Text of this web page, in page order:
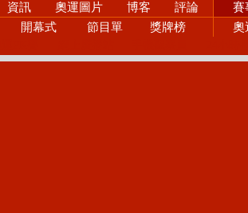
資訊 奧運圖片 博客 評論
賽
開幕式 節目單 獎牌榜 奧